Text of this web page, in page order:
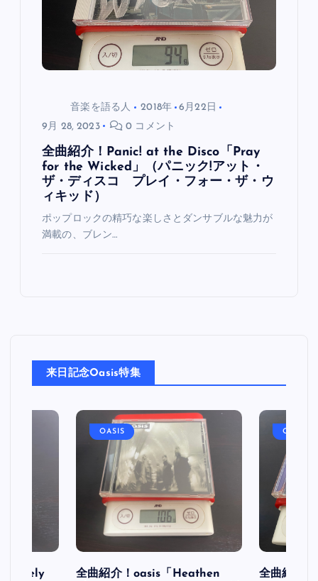
音楽を語る人 2018年
6月22日
9月 28, 2023
0 コメント
全曲紹介！Panic! at the Disco「Pray
for the Wicked」（パニック!アット・
ザ・ディスコ プレイ・フォー・ザ・ウ
ィキッド）
ポップロックの精巧な楽しさとダンサブルな魅力が
満載の、ブレン…
来日記念Oasis特集
OASIS
全曲紹介！oasis「Heathen
OASIS
全曲紹介